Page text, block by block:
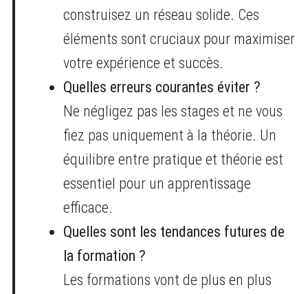
construisez un réseau solide. Ces
éléments sont cruciaux pour maximiser
votre expérience et succès.
Quelles erreurs courantes éviter ?
Ne négligez pas les stages et ne vous
fiez pas uniquement à la théorie. Un
équilibre entre pratique et théorie est
essentiel pour un apprentissage
efficace.
Quelles sont les tendances futures de
la formation ?
Les formations vont de plus en plus